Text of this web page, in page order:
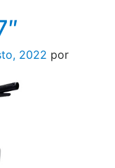
2022 por